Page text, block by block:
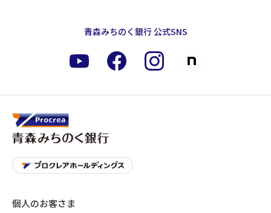
青森みちのく銀行 公式SNS
個人のお客さま